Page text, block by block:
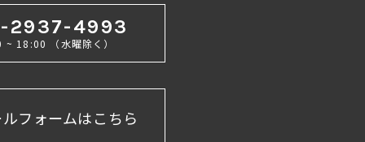
2937-4993
~ 18:00 （水曜除く）
ルフォームはこちら